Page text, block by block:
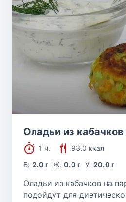
Оладьи из кабачков
1 ч.
93.0 ккал
Б:2.0 г Ж: 0.0 г У: 20.0 г
Оладьи из кабачков на
подойдут для